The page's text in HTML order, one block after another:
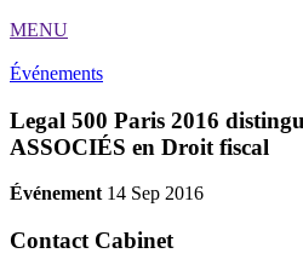
MENU
Événements
Legal 500 Paris 2016
ASSOCIÉS en Droit fiscal
Événement14 Sep 2016
Contact Cabinet